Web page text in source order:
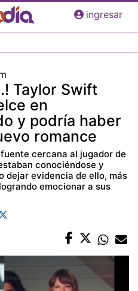
Pasar
al
principal
ingresar
Taylor Swift
en
y podría haber
romance
cercana al jugador de
conociéndose y
dejar evidencia de ello, más
emocionar a sus